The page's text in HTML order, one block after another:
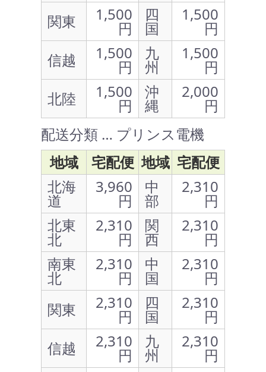
関東
1,500
円
四
国
1,500
円
信越
1,500
円
九
州
1,500
円
北陸
1,500
円
沖
縄
2,000
円
配送分類 … プリンス電機
地域
宅配便 地域 宅配便
北海
道
3,960
円
中
部
2,310
円
北東
北
2,310
円
関
西
2,310
円
南東
北
2,310
円
中
国
2,310
円
関東
2,310
円
四
国
2,310
円
信越
2,310
円
九
州
2,310
円